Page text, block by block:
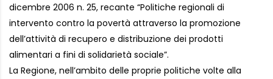
dicembre 2006 n. 25, recante “Politiche regionali di
intervento contro la povertà attraverso la promozione
dell’attività di recupero e distribuzione dei prodotti
alimentari a fini di solidarietà sociale”.
La Regione, nell’ambito delle proprie politiche volte alla